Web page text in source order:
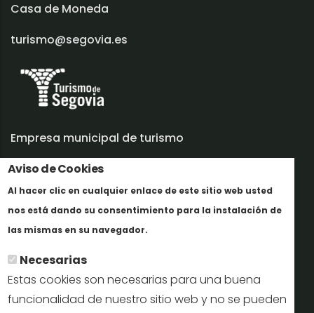
Aviso de Cookies
Al hacer clic en cualquier enlace de este sitio web usted
nos está dando su consentimiento para la instalación de
las mismas en su navegador.
Necesarias
Estas cookies son necesarias para una buena
funcionalidad de nuestro sitio web y no se pueden
Casa de Moneda
turismo@segovia.es
Empresa municipal de turismo
Trabaja con nosotros
Informes y documentación
Perfil del contratante
Oficinas de Turismo
reservas@turismodesegovia.com